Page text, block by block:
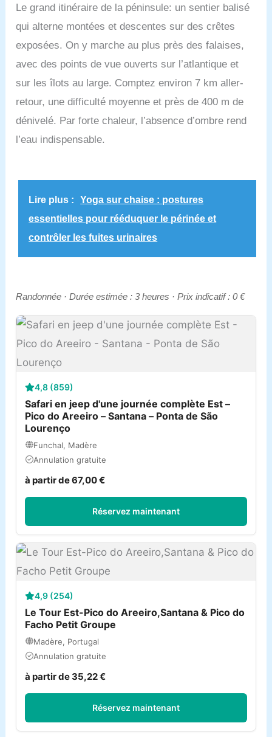
Le grand itinéraire de la péninsule: un sentier balisé
qui alterne montées et descentes sur des crêtes
exposées. On y marche au plus près des falaises,
avec des points de vue ouverts sur l’atlantique et
sur les îlots au large. Comptez environ 7 km aller-
retour, une difficulté moyenne et près de 400 m de
dénivelé. Par forte chaleur, l’absence d’ombre rend
l’eau indispensable.
Lire plus :
Yoga sur chaise : postures
essentielles pour rééduquer le périnée et
contrôler les fuites urinaires
Randonnée · Durée estimée : 3 heures · Prix indicatif : 0 €
4,8 (859)
Safari en jeep d'une journée complète Est –
Pico do Areeiro – Santana – Ponta de São
Lourenço
Funchal, Madère
Annulation gratuite
à partir de 67,00 €
Réservez maintenant
4,9 (254)
Le Tour Est-Pico do Areeiro,Santana & Pico do
Facho Petit Groupe
Madère, Portugal
Annulation gratuite
à partir de 35,22 €
Réservez maintenant